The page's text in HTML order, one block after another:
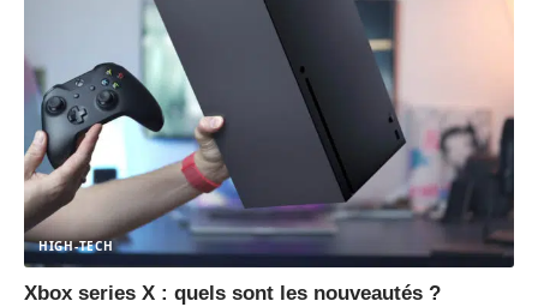
HIGH-TECH
Xbox series X : quels sont les nouveautés ?